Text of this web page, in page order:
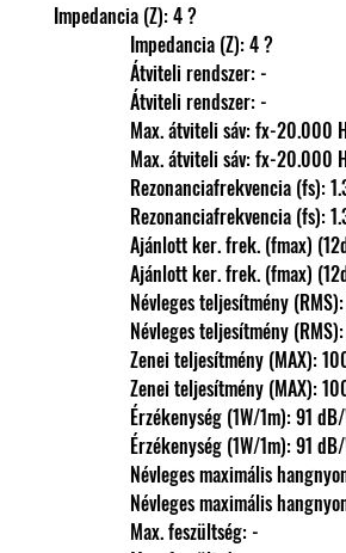
Impedancia (Z): 4 ?
                Impedancia (Z): 4 ?
                Átviteli rendszer: -
                Átviteli rendszer: -
Max. átviteli sáv: fx-
Max. átviteli sáv: fx-
Rezonanciafrekvencia
Rezonanciafrekvencia
Ajánlott ker. frek.
Ajánlott ker. frek.
Névleges teljesítmény
Névleges teljesítmény
Zenei teljesítmény (MAX):
Zenei teljesítmény (MAX):
Érzékenység (1W/1m): 91
Érzékenység (1W/1m): 91
Névleges maximális
Névleges maximális
                Max. feszültség: -